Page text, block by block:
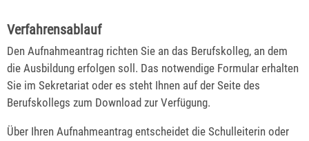
Verfahrensablauf
Den Aufnahmeantrag richten Sie an das Berufskolleg, an dem
die Ausbildung erfolgen soll. Das notwendige Formular erhalten
Sie im Sekretariat oder es steht Ihnen auf der Seite des
Berufskollegs zum Download zur Verfügung.
Über Ihren Aufnahmeantrag entscheidet die Schulleiterin oder